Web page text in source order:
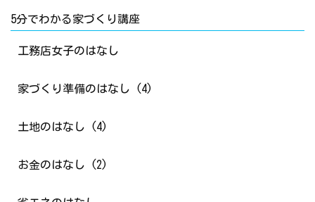
5分でわかる家づくり講座
工務店女子のはなし
家づくり準備のはなし (4)
土地のはなし (4)
お金のはなし (2)